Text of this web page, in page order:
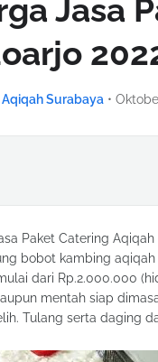
Jasa
Aqiqah Surabaya •
Paket Catering
bobot kambing
dari Rp.2.000.000
mentah siap
Tulang serta daging